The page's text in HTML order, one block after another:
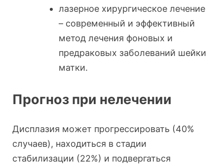
лазерное хирургическое лечение
– современный и эффективный
метод лечения фоновых и
предраковых заболеваний шейки
матки.
Прогноз при нелечении
Дисплазия может прогрессировать (40%
случаев), находиться в стадии
стабилизации (22%) и подвергаться